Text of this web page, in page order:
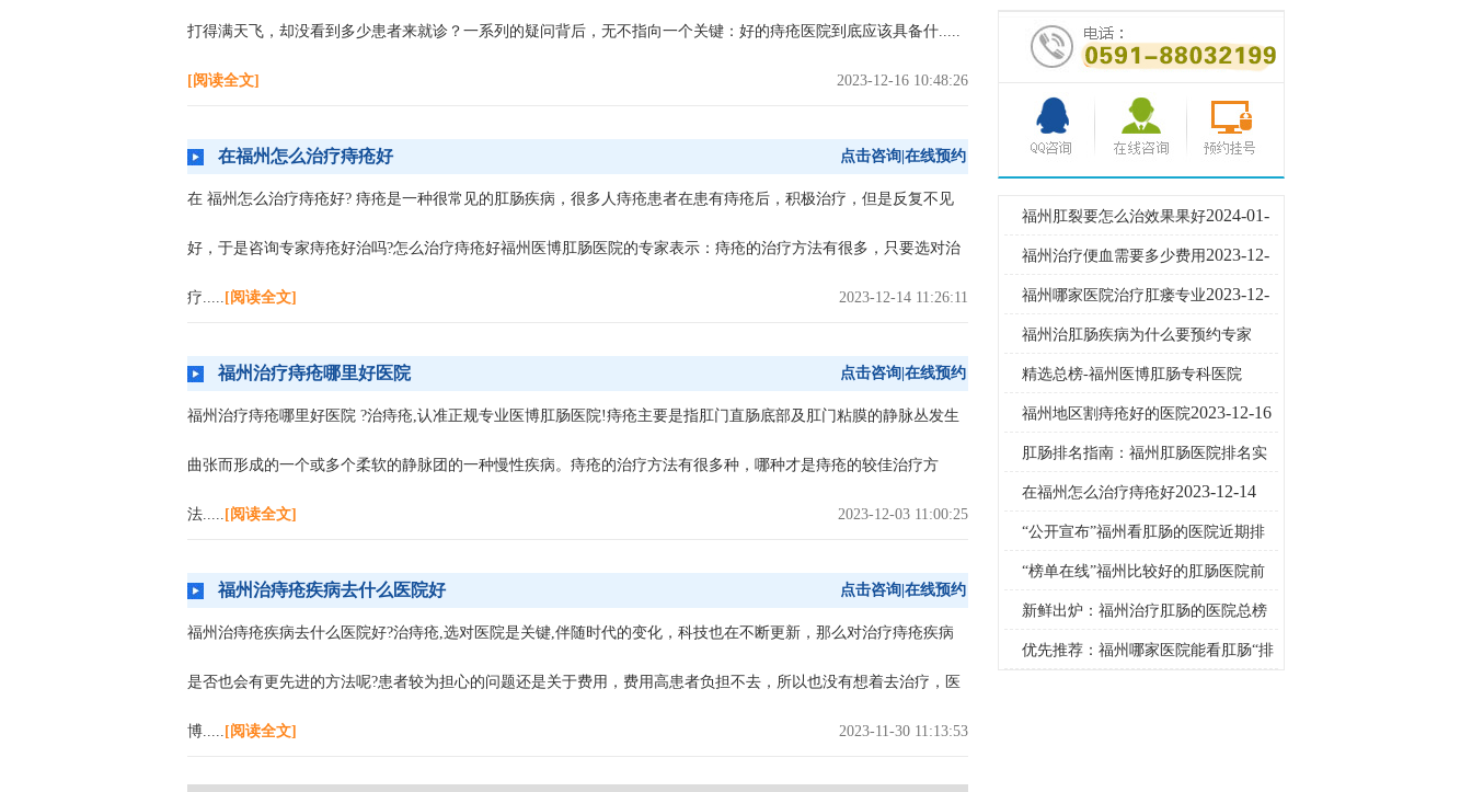
打得满天飞，却没看到多少患者来就诊？一系列的疑问背后，无不指向一个关键：好的痔疮医院到底应该具备什.....
[阅读全文] 2023-12-16 10:48:26
在福州怎么治疗痔疮好 点击咨询|在线预约
在 福州怎么治疗痔疮好? 痔疮是一种很常见的肛肠疾病，很多人痔疮患者在患有痔疮后，积极治疗，但是反复不见
好，于是咨询专家痔疮好治吗?怎么治疗痔疮好福州医博肛肠医院的专家表示：痔疮的治疗方法有很多，只要选对治
疗..... [阅读全文] 2023-12-14 11:26:11
福州治疗痔疮哪里好医院 点击咨询|在线预约
福州治疗痔疮哪里好医院 ?治痔疮,认准正规专业医博肛肠医院!痔疮主要是指肛门直肠底部及肛门粘膜的静脉丛发生
曲张而形成的一个或多个柔软的静脉团的一种慢性疾病。痔疮的治疗方法有很多种，哪种才是痔疮的较佳治疗方
法..... [阅读全文] 2023-12-03 11:00:25
福州治痔疮疾病去什么医院好 点击咨询|在线预约
福州治痔疮疾病去什么医院好?治痔疮,选对医院是关键,伴随时代的变化，科技也在不断更新，那么对治疗痔疮疾病
是否也会有更先进的方法呢?患者较为担心的问题还是关于费用，费用高患者负担不去，所以也没有想着去治疗，医
博..... [阅读全文] 2023-11-30 11:13:53
福州肛裂要怎么治效果果好2024-01-
福州治疗便血需要多少费用 2023-12-
福州哪家医院治疗肛瘘专业2023-12-
​福州治肛肠疾病为什么要预约专家
2023-12-25
精选总榜-福州医博肛肠专科医院
2023-12-19
福州地区割痔疮好的医院2023-12-16
肛肠排名指南：福州肛肠医院排名实
时公开2023-12-15
在福州怎么治疗痔疮好2023-12-14
“公开宣布”福州看肛肠的医院近期排
2023-12-10
“榜单在线”福州比较好的肛肠医院前
2023-12-09
新鲜出炉：福州治疗肛肠的医院总榜
发布2023-12-07
优先推荐：福州哪家医院能看肛肠“排